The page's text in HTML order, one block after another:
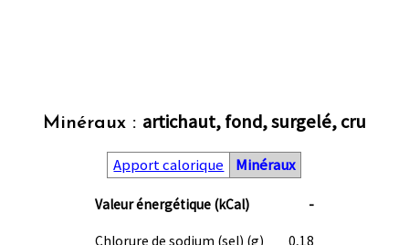
Minéraux : artichaut, fond, surgelé, cru
Apport calorique Minéraux
Valeur énergétique (kCal) -
Chlorure de sodium (sel) (g)
0,18